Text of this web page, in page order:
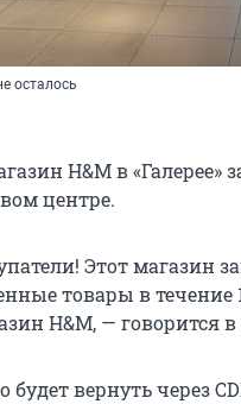
осталось
H&M в «Галерее»
центре.
Этот магазин
товары в
H&M, — говорится
вернуть через